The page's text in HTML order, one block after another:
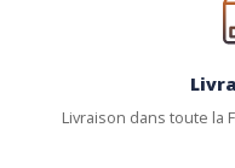
Livraison dans toute la